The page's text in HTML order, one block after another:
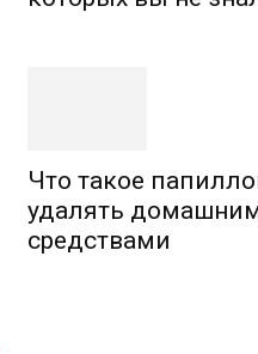
Что такое
удалять
средствами